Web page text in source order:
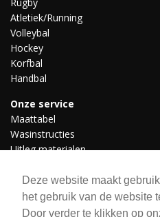
Deze website maakt
het gebruik van de website
Door verder te klikken op
Rugby
Atletiek/Running
Volleybal
Hockey
Korfbal
Handbal
Onze service
Maattabel
Wasinstructies
Uitleg materialen
Downloads